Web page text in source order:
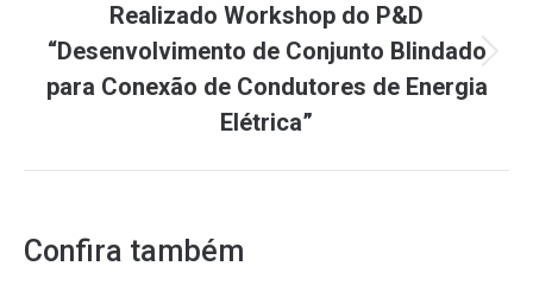
Próximo
post:
Realizado Workshop do P&D
“Desenvolvimento de Conjunto Blindado
para Conexão de Condutores de Energia
Elétrica”
Confira também